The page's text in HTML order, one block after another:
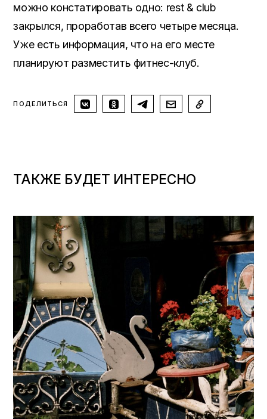
можно констатировать одно: rest & club
закрылся, проработав всего четыре месяца.
Уже есть информация, что на его месте
планируют разместить фитнес-клуб.
ПОДЕЛИТЬСЯ
ТАКЖЕ БУДЕТ ИНТЕРЕСНО